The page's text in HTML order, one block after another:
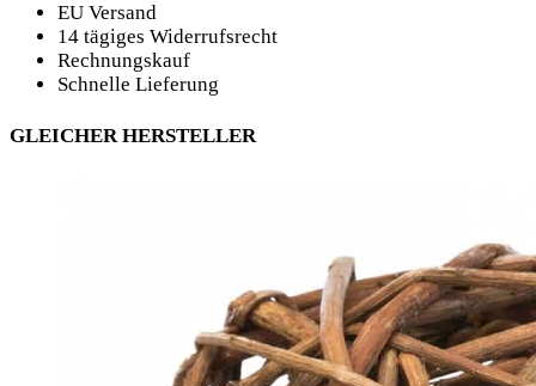
EU Versand
14 tägiges Widerrufsrecht
Rechnungskauf
Schnelle Lieferung
GLEICHER HERSTELLER